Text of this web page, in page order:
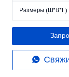
Размеры (Ш*В*Г)